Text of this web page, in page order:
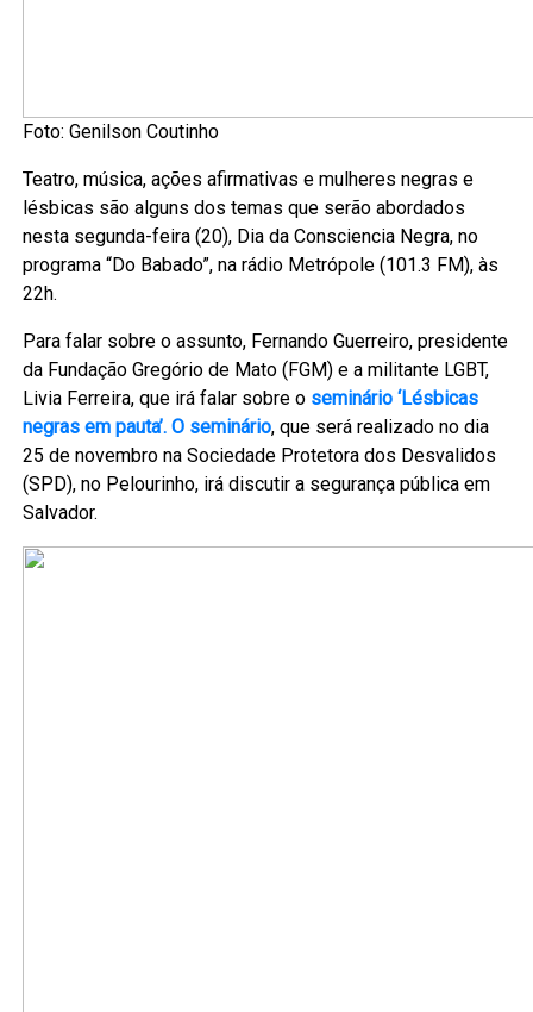
Foto: Genilson Coutinho
Teatro, música, ações afirmativas e mulheres negras e
lésbicas são alguns dos temas que serão abordados
nesta segunda-feira (20), Dia da Consciencia Negra, no
programa “Do Babado”, na rádio Metrópole (101.3 FM), às
22h.
Para falar sobre o assunto, Fernando Guerreiro, presidente
da Fundação Gregório de Mato (FGM) e a militante LGBT,
Livia Ferreira, que irá falar sobre o seminário ‘Lésbicas
negras em pauta’. O seminário, que será realizado no dia
25 de novembro na Sociedade Protetora dos Desvalidos
(SPD), no Pelourinho, irá discutir a segurança pública em
Salvador.